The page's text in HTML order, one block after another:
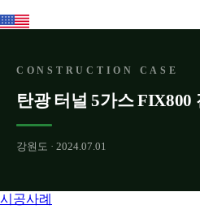
CONSTRUCTION CASE
탄광 터널 5가스 FIX800
강원도 · 2024.07.01
시공사례